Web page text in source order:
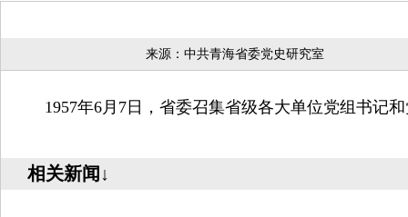
来源：中共青海省委党史研究室
1957年6月7日，省委召集省级各大单位党组书记和
相关新闻↓